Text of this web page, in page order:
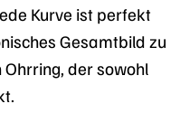
Kurve ist perfekt
Gesamtbild zu
Ohrring, der sowohl